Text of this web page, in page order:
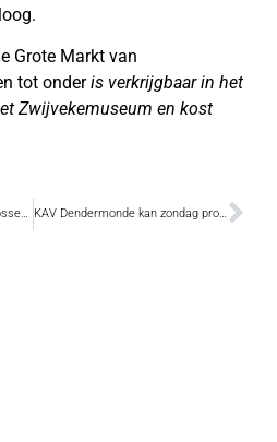
Grote Markt van
tot onderis verkrijgbaar in het
Zwijvekemuseum en kost
Dendermondenaar Jan Van Rossem in finale ‘Can you duet’ KAV Dendermonde kan zondag promoveren